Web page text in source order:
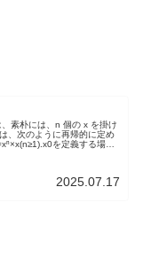
素朴には、n 個の x を掛け
、次のように再帰的に定め
を定義する場合
2025.07.17